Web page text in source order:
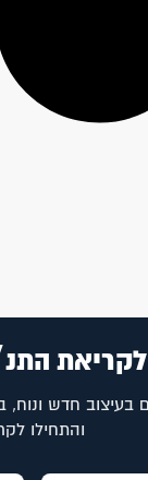
בעיצוב חדש ונוח,
והתחילו